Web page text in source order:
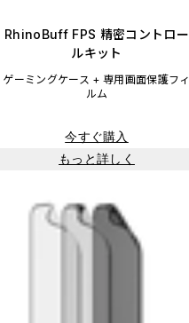
RhinoBuff FPS 精密コントロー
ルキット
ゲーミングケース + 専用画面保護フ
ルム
今すぐ購入
もっと詳しく